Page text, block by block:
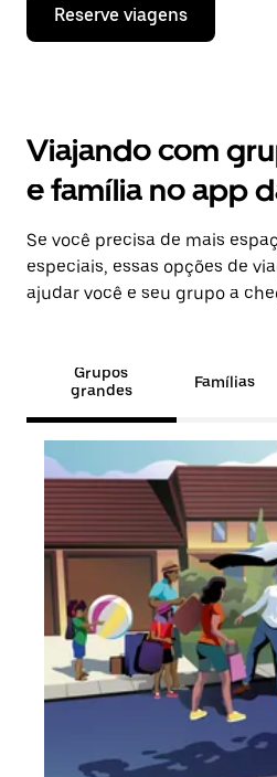
Reserve viagens
Viajando com
e família no app
Se você precisa de mais
especiais, essas opções de
ajudar você e seu grupo a
Grupos
grandes
Famílias